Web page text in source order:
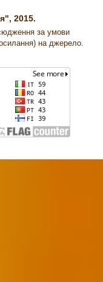
2015.
за умови
на джерело.